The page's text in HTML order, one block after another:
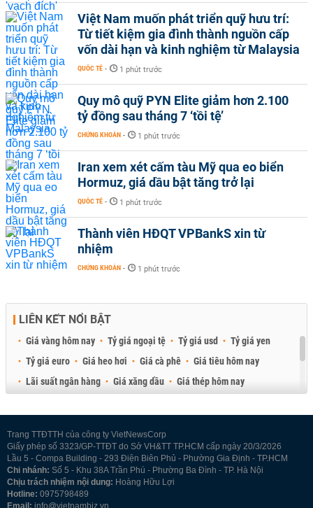
Việt Nam muốn phát triển quỹ hưu trí:
Từ tiết kiệm gia đình thành nguồn cấp
vốn dài hạn và kinh nghiệm từ Malaysia
QUỐC TẾ - 1 phút trước
Quy mô quỹ PYN Elite giảm hơn 2.100
tỷ đồng sau tháng 7 ‘tồi tệ’
CHỨNG KHOÁN - 1 phút trước
Iran xem xét cấm tàu Mỹ qua eo biển
Hormuz, giá dầu bật tăng trở lại
QUỐC TẾ - 1 phút trước
Thành viên HĐQT VPBankS xin từ
nhiệm
CHỨNG KHOÁN - 1 phút trước
LIÊN KẾT NỔI BẬT
Giá vàng hôm nay Tỷ giá ngoại tệ Tỷ giá usd
Tỷ giá yen
Tỷ giá euro
Giá heo hơi Giá cà phê
Giá tiêu hôm nay
Lãi suất ngân hàng
Giá xăng dầu
Giá thép hôm nay
Trang TTĐTTH của công ty VietNewsCorp
Giấy phép số 3323/GP-TTĐT do Sở VH&TT TP.HCM cấp ngày 20/3/2026
Lầu 5 - Compa Building - 293 Điện Biên Phủ - Phường Gia Định - TP.HCM
Chi nhánh: Số 5 - Khu 38A Trần Phú - Phường Ba Đình - TP. Hà Nội
Chịu trách nhiệm nội dung: Hoàng Hữu Lợi
Hotline: 0975798489
Email: info@vietnambiz.vn